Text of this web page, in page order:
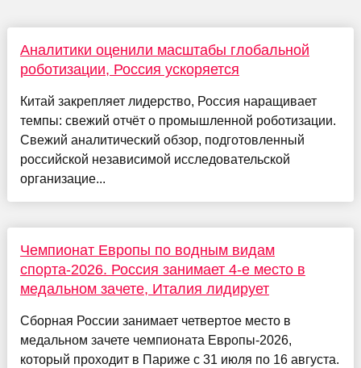
Аналитики оценили масштабы глобальной
роботизации, Россия ускоряется
Китай закрепляет лидерство, Россия наращивает
темпы: свежий отчёт о промышленной роботизации.
Свежий аналитический обзор, подготовленный
российской независимой исследовательской
организацие...
Чемпионат Европы по водным видам
спорта-2026. Россия занимает 4-е место в
медальном зачете, Италия лидирует
Сборная России занимает четвертое место в
медальном зачете чемпионата Европы-2026,
который проходит в Париже с 31 июля по 16 августа.